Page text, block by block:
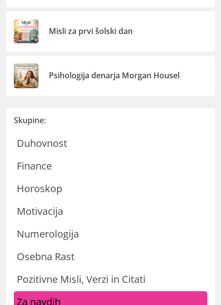
Misli za prvi šolski dan
Psihologija denarja Morgan Housel
Skupine:
Duhovnost
Finance
Horoskop
Motivacija
Numerologija
Osebna Rast
Pozitivne Misli, Verzi in Citati
Za navdih